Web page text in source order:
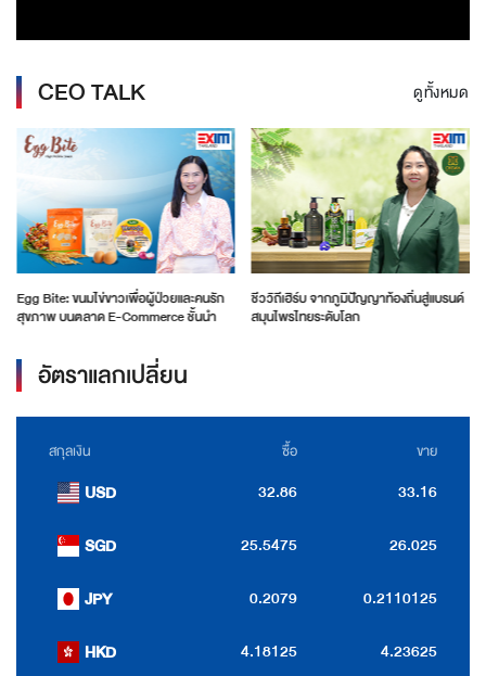
CEO TALK ดูทั้งหมด
Egg Bite: ขนมไข่ขาวเพื่อผู้ป่วยและคนรัก
สุขภาพ บนตลาด E-Commerce ชั้นนำ
ชีววิถีเฮิร์บ จากภูมิปัญญาท้องถิ่นสู่แบรนด์
สมุนไพรไทยระดับโลก
อัตราแลกเปลี่ยน
สกุลเงิน ซื้อ ขาย
USD 32.86 33.16
SGD 25.5475 26.025
JPY 0.2079 0.2110125
HKD 4.18125 4.23625